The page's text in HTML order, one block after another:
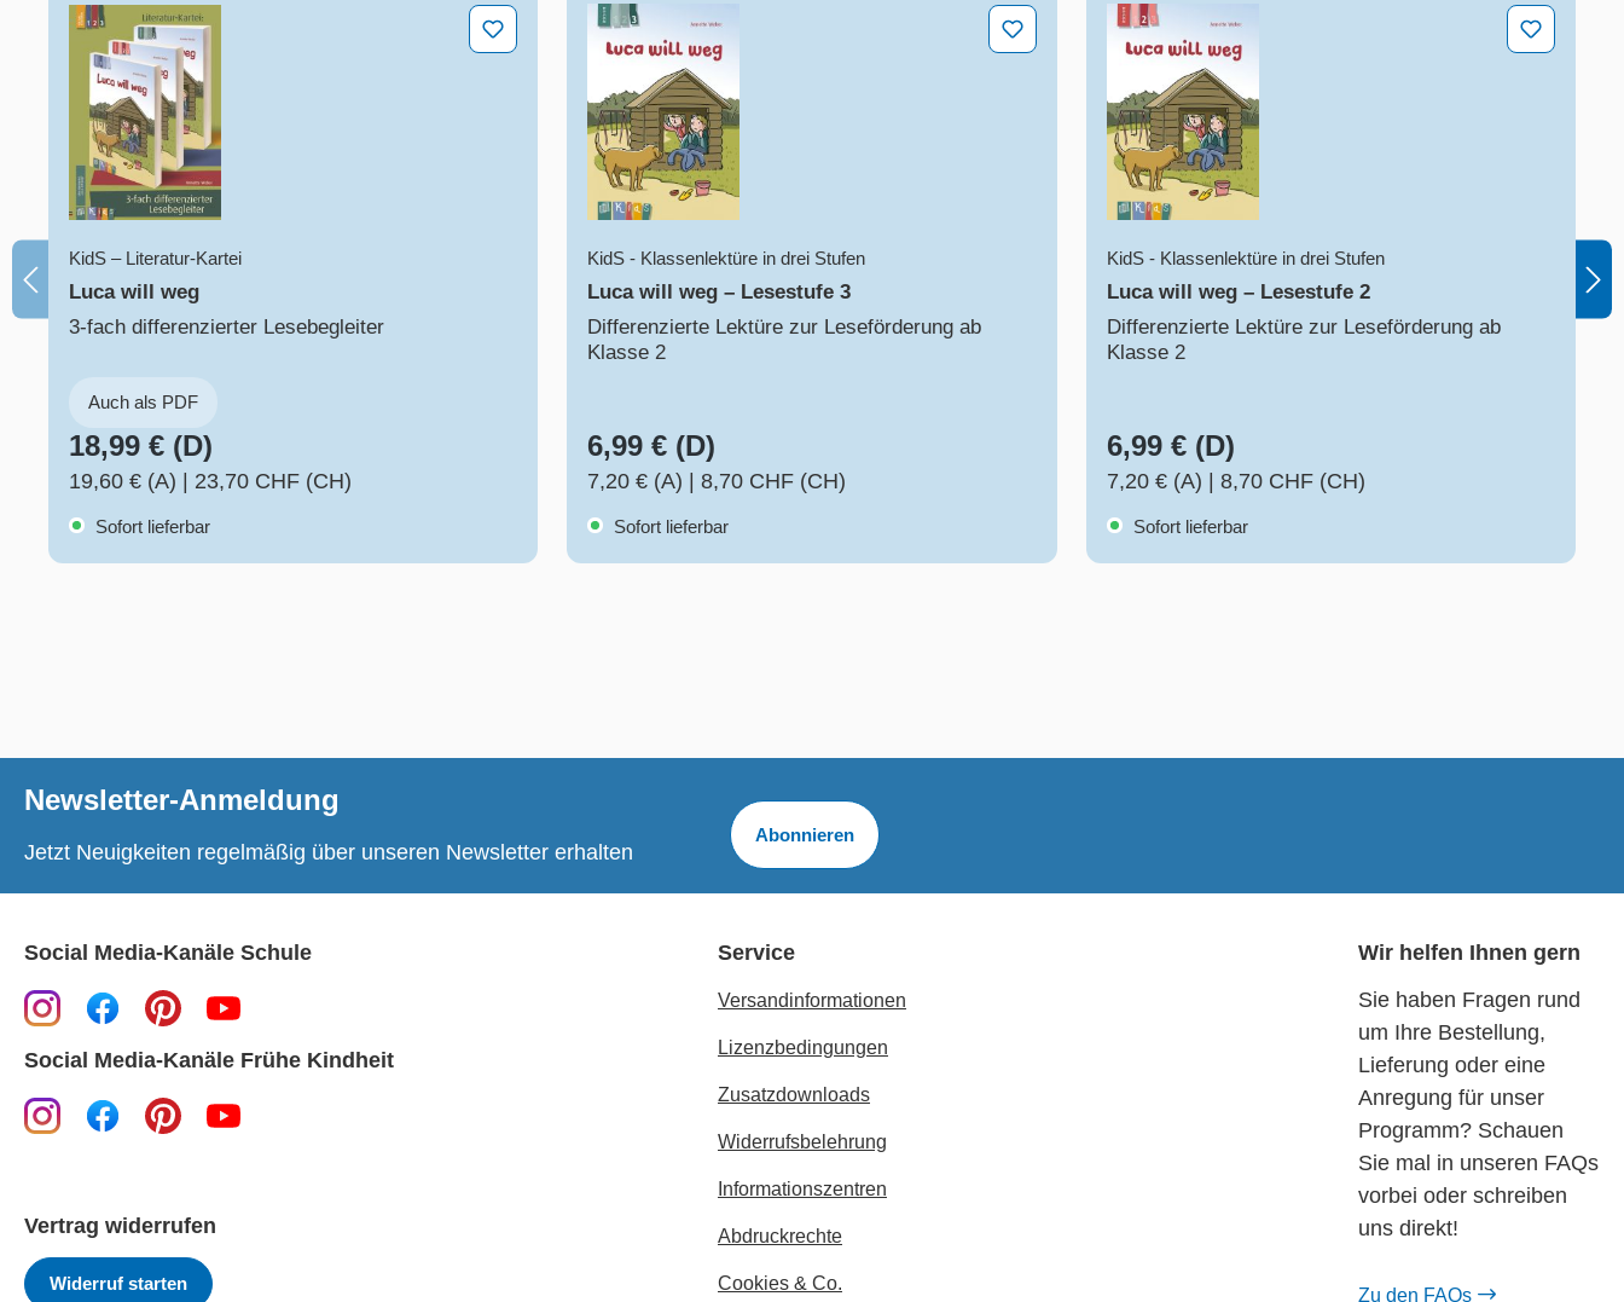
Luca will weg
KidS – Literatur-Kartei
Luca will weg
3-fach differenzierter Lesebegleiter
Auch als PDF
18,99 € (D)
19,60 € (A) | 23,70 CHF (CH)
Sofort lieferbar
Luca will weg – Lesestufe 3
KidS - Klassenlektüre in drei Stufen
Luca will weg – Lesestufe 3
Differenzierte Lektüre zur Leseförderung ab
Klasse 2
6,99 € (D)
7,20 € (A) |8,70 CHF (CH)
Sofort lieferbar
Luca will weg – Lesestufe 2
KidS - Klassenlektüre in drei Stufen
Luca will weg – Lesestufe 2
Differenzierte Lektüre zur Leseförderung ab
Klasse 2
6,99 € (D)
7,20 € (A) | 8,70 CHF (CH)
Sofort lieferbar
Newsletter-Anmeldung
Jetzt Neuigkeiten regelmäßig über unseren Newsletter erhalten
Abonnieren
Social Media-Kanäle Schule
Social Media-Kanäle Frühe Kindheit
Vertrag widerrufen
Widerruf starten
Service
Versandinformationen
Lizenzbedingungen
Zusatzdownloads
Widerrufsbelehrung
Informationszentren
Abdruckrechte
Cookies & Co.
Wir helfen Ihnen gern
Sie haben Fragen rund
um Ihre Bestellung,
Lieferung oder eine
Anregung für unser
Programm? Schauen
Sie mal in unseren FAQs
vorbei oder schreiben
uns direkt!
Zu den FAQs